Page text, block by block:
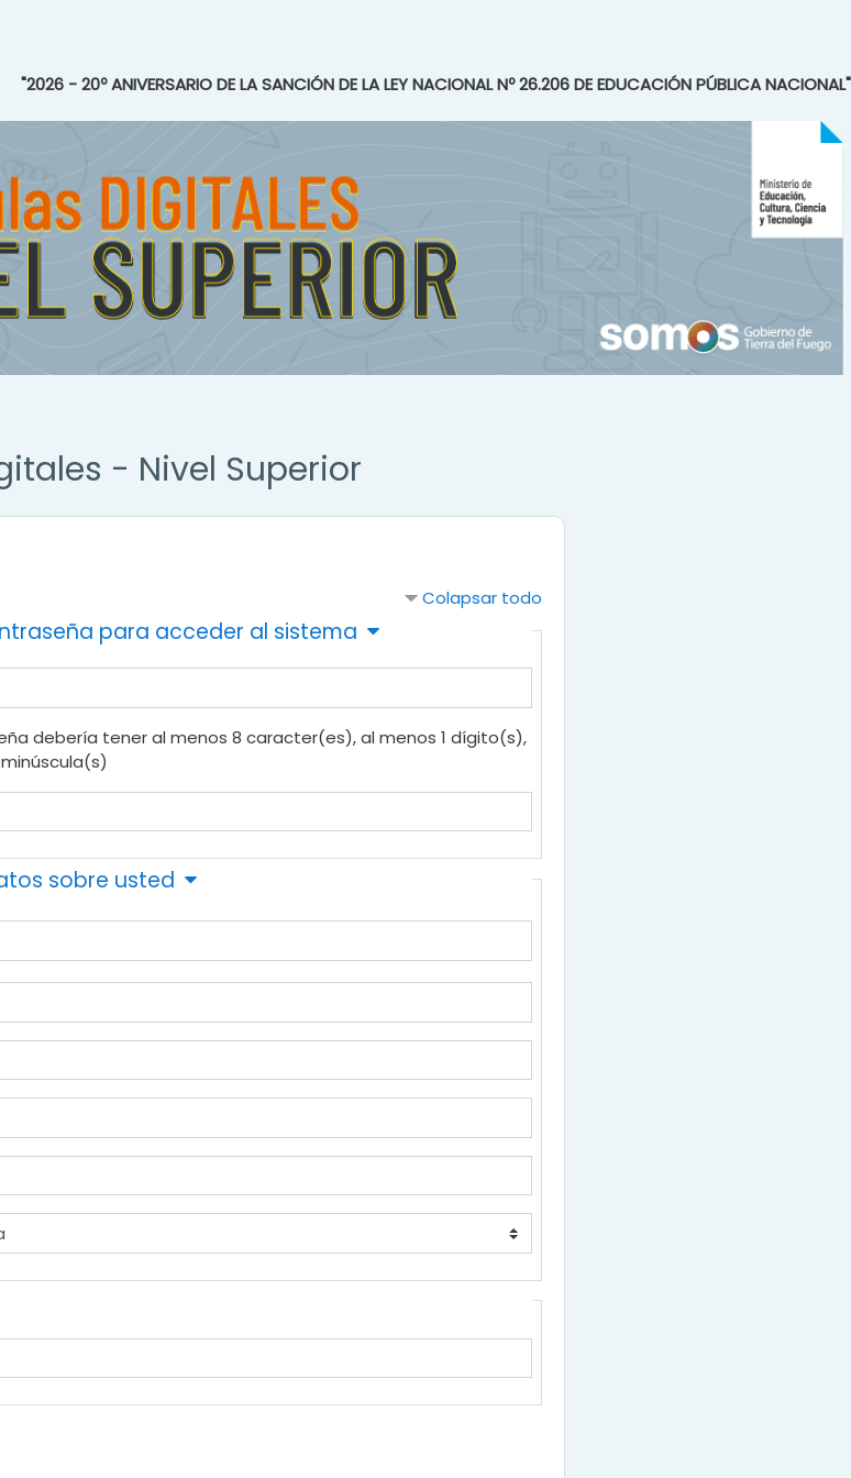
"2026 - 20º ANIVERSARIO DE LA SANCIÓN DE LA LEY NACIONAL Nº 26.206 DE EDUCACIÓN PÚBLICA NACIONAL"
- Nivel Superior
Colapsar todo
para acceder al sistema
debería tener al menos 8 caracter(es), al menos 1 dígito(s),
sobre usted